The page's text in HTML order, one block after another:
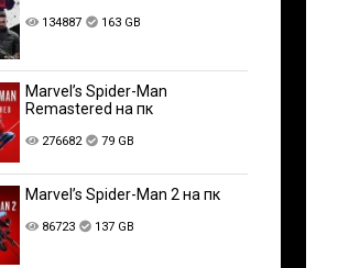
134887 163 GB
Marvel’s Spider-Man
Remastered на пк
276682 79 GB
Marvel’s Spider-Man 2 на пк
86723 137 GB